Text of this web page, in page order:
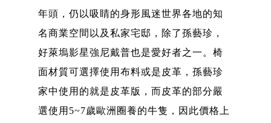
年頭，仍以吸睛的身形風迷世界各地的知
名商業空間以及私家宅邸，除了孫藝珍，
好萊塢影星強尼戴普也是愛好者之一。椅
面材質可選擇使用布料或是皮革，孫藝珍
家中使用的就是皮革版，而皮革的部分嚴
選使用5~7歲歐洲圈養的牛隻，因此價格上